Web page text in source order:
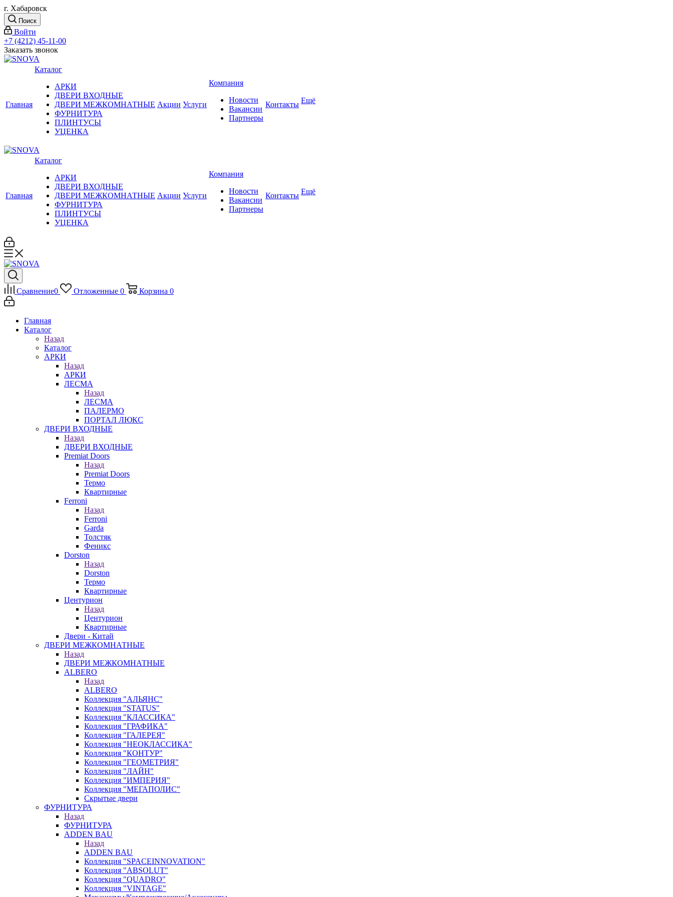
г. Хабаровск
Поиск
Войти
+7 (4212) 45-11-00
Заказать звонок
Главная
Каталог
АРКИ
ДВЕРИ ВХОДНЫЕ
ДВЕРИ МЕЖКОМНАТНЫЕ
ФУРНИТУРА
ПЛИНТУСЫ
УЦЕНКА
Акции Услуги
Компания
Новости
Вакансии
Партнеры
Контакты Ещё
Главная
Каталог
АРКИ
ДВЕРИ ВХОДНЫЕ
ДВЕРИ МЕЖКОМНАТНЫЕ
ФУРНИТУРА
ПЛИНТУСЫ
УЦЕНКА
Акции Услуги
Компания
Новости
Вакансии
Партнеры
Контакты Ещё
Сравнение0 Отложенные 0 Корзина 0
Главная
Каталог
Назад
Каталог
АРКИ
Назад
АРКИ
ЛЕСМА
Назад
ЛЕСМА
ПАЛЕРМО
ПОРТАЛ ЛЮКС
ДВЕРИ ВХОДНЫЕ
Назад
ДВЕРИ ВХОДНЫЕ
Premiat Doors
Назад
Premiat Doors
Термо
Квартирные
Ferroni
Назад
Ferroni
Garda
Толстяк
Феникс
Dorston
Назад
Dorston
Термо
Квартирные
Центурион
Назад
Центурион
Квартирные
Двери - Китай
ДВЕРИ МЕЖКОМНАТНЫЕ
Назад
ДВЕРИ МЕЖКОМНАТНЫЕ
ALBERO
Назад
ALBERO
Коллекция "АЛЬЯНС"
Коллекция "STATUS"
Коллекция "КЛАССИКА"
Коллекция "ГРАФИКА"
Коллекция "ГАЛЕРЕЯ"
Коллекция "НЕОКЛАССИКА"
Коллекция "КОНТУР"
Коллекция "ГЕОМЕТРИЯ"
Коллекция "ЛАЙН"
Коллекция "ИМПЕРИЯ"
Коллекция "МЕГАПОЛИС"
Скрытые двери
ФУРНИТУРА
Назад
ФУРНИТУРА
ADDEN BAU
Назад
ADDEN BAU
Коллекция "SPACEINNOVATION"
Коллекция "ABSOLUT"
Коллекция "QUADRO"
Коллекция "VINTAGE"